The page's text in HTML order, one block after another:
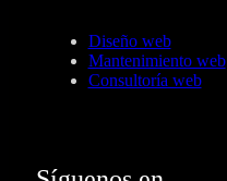
Diseño web
Mantenimiento web
Consultoría web